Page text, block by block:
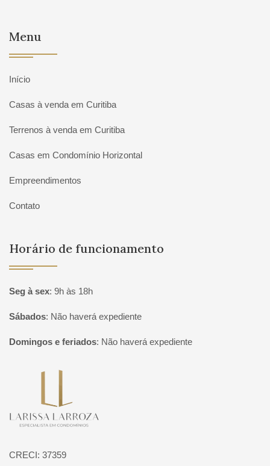
Menu
Início
Casas à venda em Curitiba
Terrenos à venda em Curitiba
Casas em Condomínio Horizontal
Empreendimentos
Contato
Horário de funcionamento
Seg à sex: 9h às 18h
Sábados: Não haverá expediente
Domingos e feriados: Não haverá expediente
CRECI: 37359